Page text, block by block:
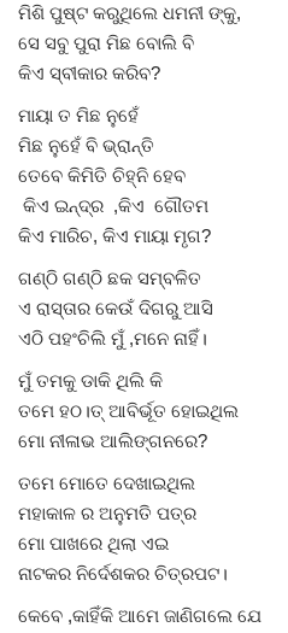
ମିଶି ପୁଷ୍ଟ କରୁଥିଲେ ଧମନୀ ଙ୍କୁ,
ସେ ସବୁ ପୁରା ମିଛ ବୋଲି ବି
କିଏ ସ୍ବୀକାର କରିବ?
ମାୟା ତ ମିଛ ନୁହେଁ
ମିଛ ନୁହେଁ ବି ଭ୍ରାନ୍ତି
ତେବେ କିମିତି ଚିହ୍ନି ହେବ
କିଏ ଇନ୍ଦ୍ର ,କିଏ ଗୌତମ
କିଏ ମାରିଚ, କିଏ ମାୟା ମୃଗ?
ଗଣ୍ଠି ଗଣ୍ଠି ଛକ ସମ୍ବଳିତ
ଏ ରାସ୍ତାର କେଉଁ ଦିଗରୁ ଆସି
ଏଠି ପହଂଚିଲି ମୁଁ ,ମନେ ନାହିଁ।
ମୁଁ ତମକୁ ଡାକି ଥିଲି କି
ତମେ ହଠ।ତ୍ ଆବିର୍ଭୂତ ହୋଇଥିଲ
ମୋ ନୀଳାଭ ଆଲିଙ୍ଗନରେ?
ତମେ ମୋତେ ଦେଖାଇଥିଲ
ମହାକାଳ ର ଅନୁମତି ପତ୍ର
ମୋ ପାଖରେ ଥିଲା ଏଇ
ନାଟକର ନିର୍ଦେଶକର ଚିତ୍ରପଟ।
କେବେ ,କାହିଁକି ଆମେ ଜାଣିଗଲେ ଯେ